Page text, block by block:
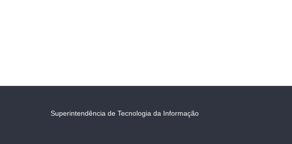
Superintendência de Tecnologia da Informação